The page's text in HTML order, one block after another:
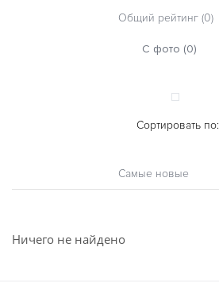
Общий рейтинг (0)
С фото (0)
Сортировать по:
Самые новые
Ничего не найдено